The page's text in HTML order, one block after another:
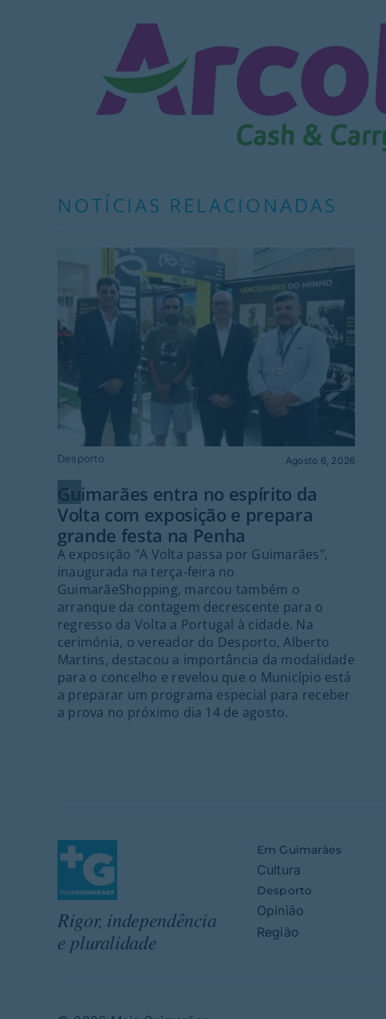
NOTÍCIAS RELACIONADAS
Desporto Agosto 6, 2026
Guimarães entra no espírito da
Volta com exposição e prepara
grande festa na Penha
A exposição "A Volta passa por Guimarães",
inaugurada na terça-feira no
GuimarãeShopping, marcou também o
arranque da contagem decrescente para o
regresso da Volta a Portugal à cidade. Na
cerimónia, o vereador do Desporto, Alberto
Martins, destacou a importância da modalidade
para o concelho e revelou que o Município está
a preparar um programa especial para receber
a prova no próximo dia 14 de agosto.
Rigor, independência
e pluralidade
Em Guimarães
Cultura
Desporto
Opinião
Região